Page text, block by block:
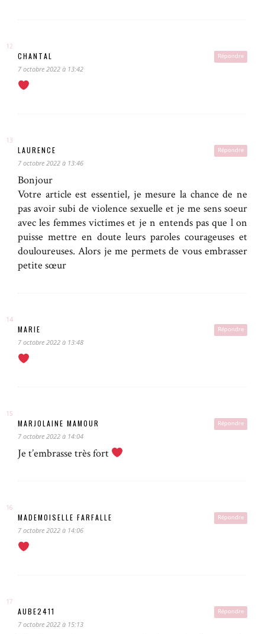
Répondre
CHANTAL
7 octobre 2022 à 13:42
Répondre
LAURENCE
7 octobre 2022 à 13:46
Bonjour
Votre article est essentiel, je mesure la chance de ne
pas avoir subi de violence sexuelle et je me sens soeur
avec les femmes victimes et je n entends pas que l on
puisse mettre en doute leurs paroles courageuses et
douloureuses. Alors je me permets de vous embrasser
petite sœur
Répondre
MARIE
7 octobre 2022 à 13:48
Répondre
MARJOLAINE MAMOUR
7 octobre 2022 à 14:04
Je t’embrasse très fort
Répondre
MADEMOISELLE FARFALLE
7 octobre 2022 à 14:06
Répondre
AUBE2411
7 octobre 2022 à 15:13